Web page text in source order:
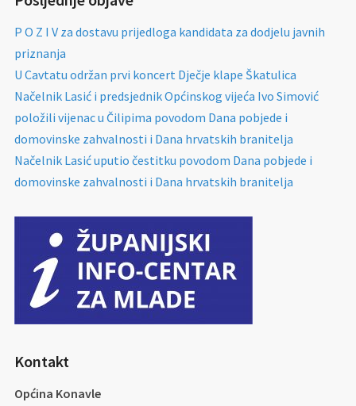
P O Z I V za dostavu prijedloga kandidata za dodjelu javnih
priznanja
U Cavtatu održan prvi koncert Dječje klape Škatulica
Načelnik Lasić i predsjednik Općinskog vijeća Ivo Simović
položili vijenac u Čilipima povodom Dana pobjede i
domovinske zahvalnosti i Dana hrvatskih branitelja
Načelnik Lasić uputio čestitku povodom Dana pobjede i
domovinske zahvalnosti i Dana hrvatskih branitelja
Kontakt
Općina Konavle